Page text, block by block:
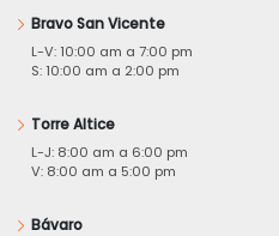
Bravo San Vicente
L-V: 10:00 am a 7:00 pm
S: 10:00 am a 2:00 pm
Torre Altice
L-J: 8:00 am a 6:00 pm
V: 8:00 am a 5:00 pm
Bávaro